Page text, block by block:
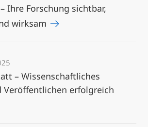
Ihre Forschung sichtbar,
wirksam
– Wissenschaftliches
Veröffentlichen erfolgreich